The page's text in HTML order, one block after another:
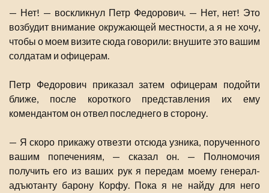
— Нет! — воскликнул Петр Федорович. — Нет, нет! Это
возбудит внимание окружающей местности, а я не хочу,
чтобы о моем визите сюда говорили: внушите это вашим
солдатам и офицерам.
Петр Федорович приказал затем офицерам подойти
ближе, после короткого представления их ему
комендантом он отвел последнего в сторону.
— Я скоро прикажу отвезти отсюда узника, порученного
вашим попечениям, — сказал он. — Полномочия
получить его из ваших рук я передам моему генерал-
адъютанту барону Корфу. Пока я не найду для него